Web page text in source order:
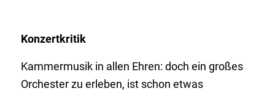
Konzertkritik
Kammermusik in allen Ehren: doch ein großes
Orchester zu erleben, ist schon etwas